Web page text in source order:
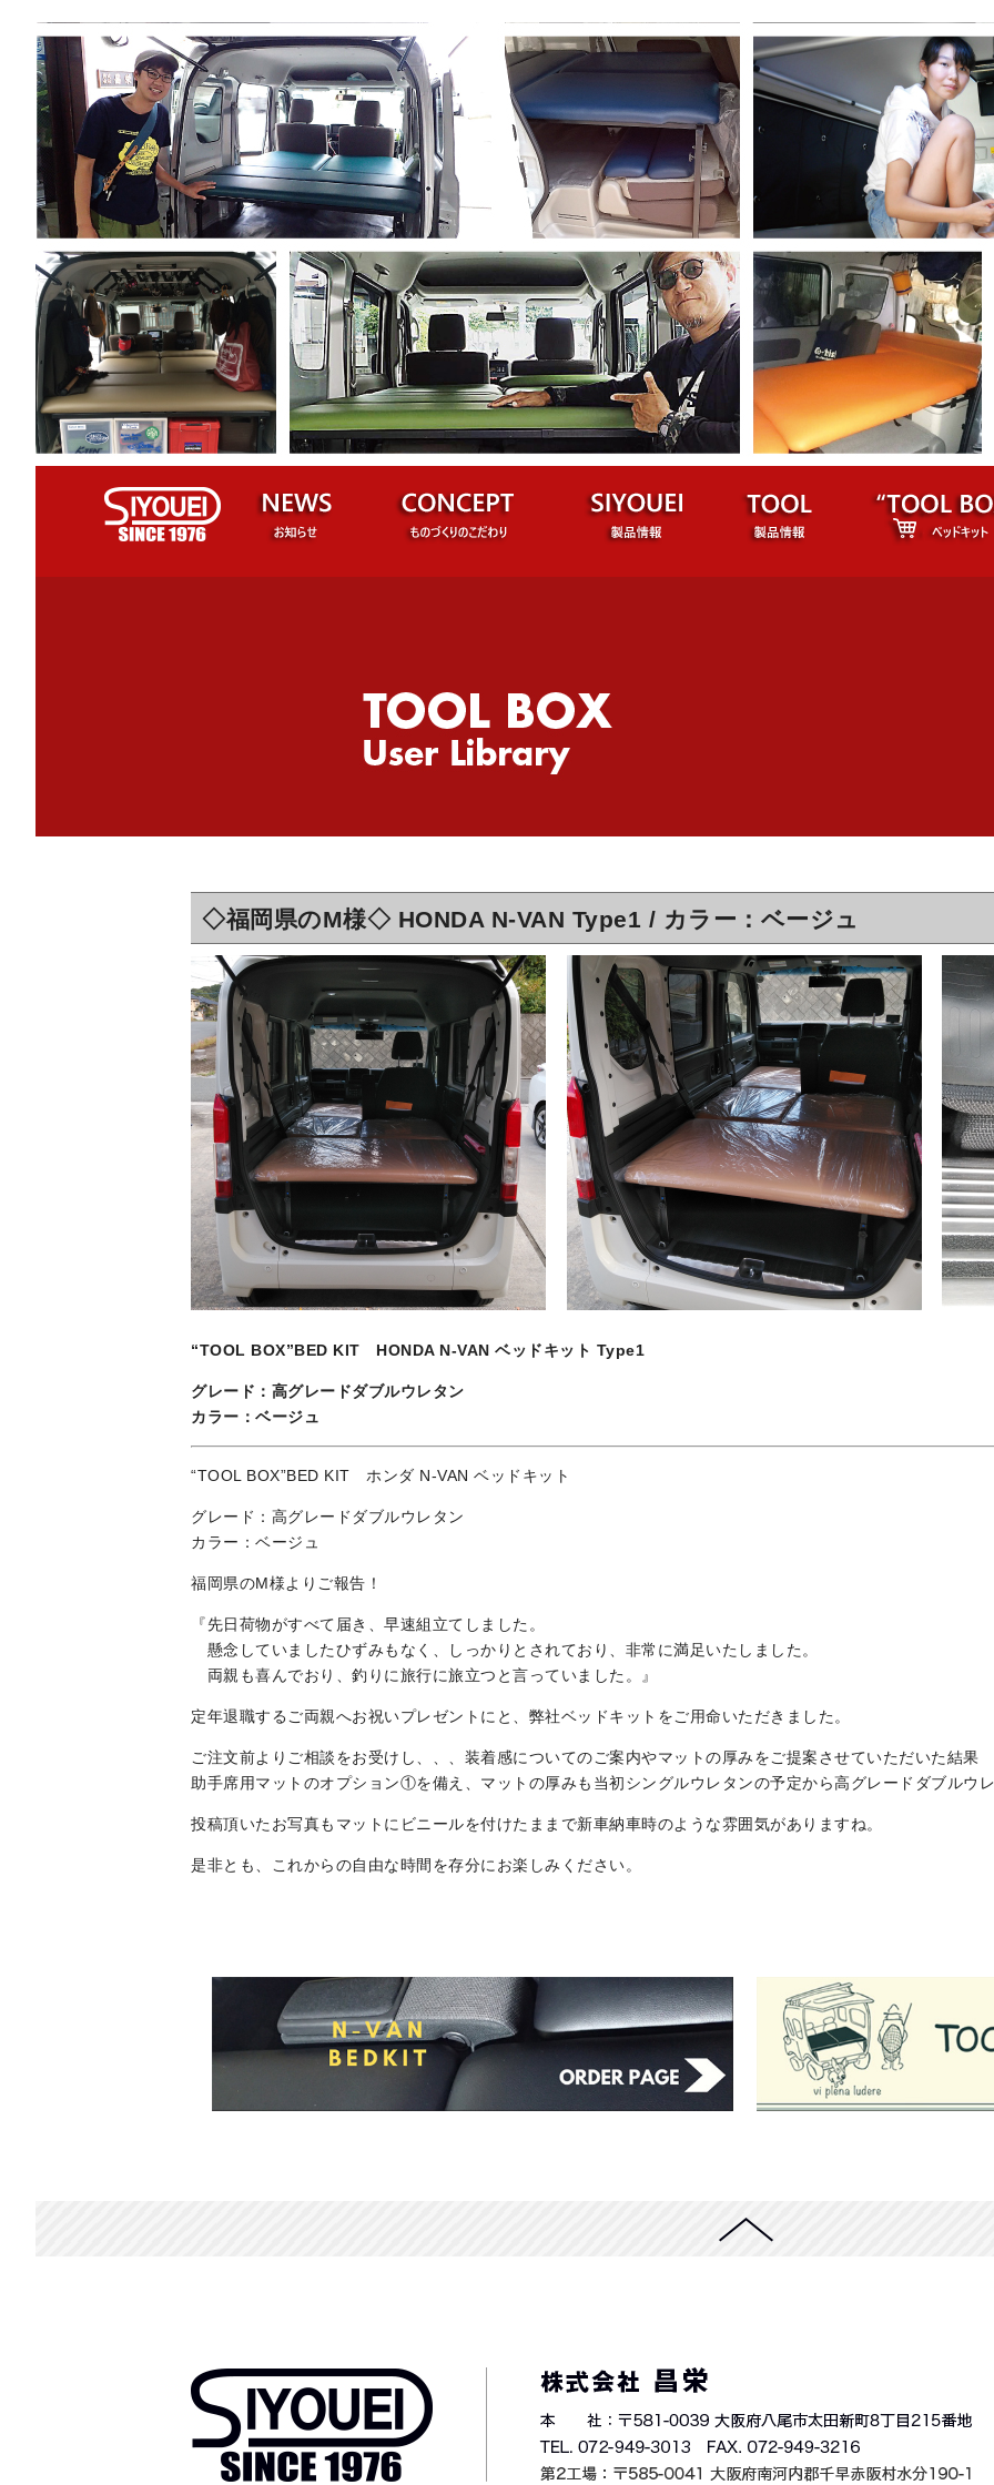
◇福岡県のM様◇ HONDA N-VAN Type1 / カラー：ベージュ
“TOOL BOX”BED KIT HONDA N-VAN ベッドキット Type1
グレード：高グレードダブルウレタン
カラー：ベージュ
“TOOL BOX”BED KIT ホンダ N-VAN ベッドキット
グレード：高グレードダブルウレタン
カラー：ベージュ
福岡県のM様よりご報告！
『先日荷物がすべて届き、早速組立てしました。
懸念していましたひずみもなく、しっかりとされており、非常に満足いたしました。
両親も喜んでおり、釣りに旅行に旅立つと言っていました。』
定年退職するご両親へお祝いプレゼントにと、弊社ベッドキットをご用命いただきました。
ご注文前よりご相談をお受けし、、、装着感についてのご案内やマットの厚みをご提案させていただいた結果
助手席用マットのオプション①を備え、マットの厚みも当初シングルウレタンの予定から高グレードダブルウレ
投稿頂いたお写真もマットにビニールを付けたままで新車納車時のような雰囲気がありますね。
是非とも、これからの自由な時間を存分にお楽しみください。